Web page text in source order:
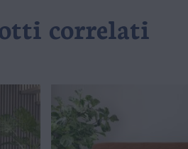
correlati